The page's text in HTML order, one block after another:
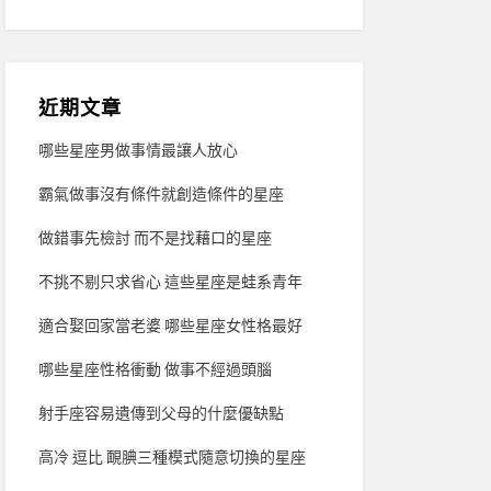
近期文章
哪些星座男做事情最讓人放心
霸氣做事沒有條件就創造條件的星座
做錯事先檢討 而不是找藉口的星座
不挑不剔只求省心 這些星座是蛙系青年
適合娶回家當老婆 哪些星座女性格最好
哪些星座性格衝動 做事不經過頭腦
射手座容易遺傳到父母的什麼優缺點
高冷 逗比 靦腆三種模式隨意切換的星座